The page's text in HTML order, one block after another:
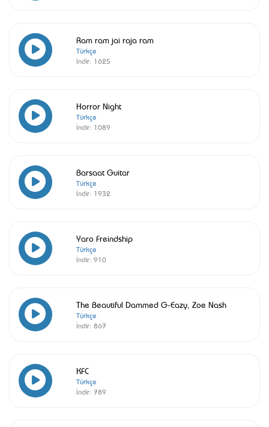
Ram ram jai raja ram
Türkçe
İndir: 1625
Horror Night
Türkçe
İndir: 1089
Barsaat Guitar
Türkçe
İndir: 1932
Yaro Freindship
Türkçe
İndir: 910
The Beautiful Dammed G-Eazy, Zoe Nash
Türkçe
İndir: 867
KFC
Türkçe
İndir: 789